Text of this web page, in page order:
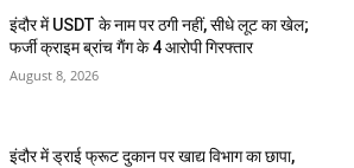
इंदौर में USDT के नाम पर ठगी नहीं, सीधे लूट का खेल;
फर्जी क्राइम ब्रांच गैंग के 4 आरोपी गिरफ्तार
August 8, 2026
इंदौर में ड्राई फ्रूट दुकान पर खाद्य विभाग का छापा,